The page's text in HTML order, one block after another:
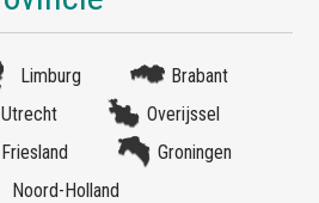
Limburg
Brabant
Utrecht
Overijssel
Friesland
Groningen
Noord-Holland